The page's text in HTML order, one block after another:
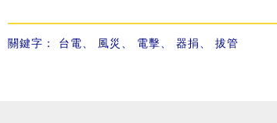
關鍵字： 台電、 風災 、 電擊、 器捐、 拔管